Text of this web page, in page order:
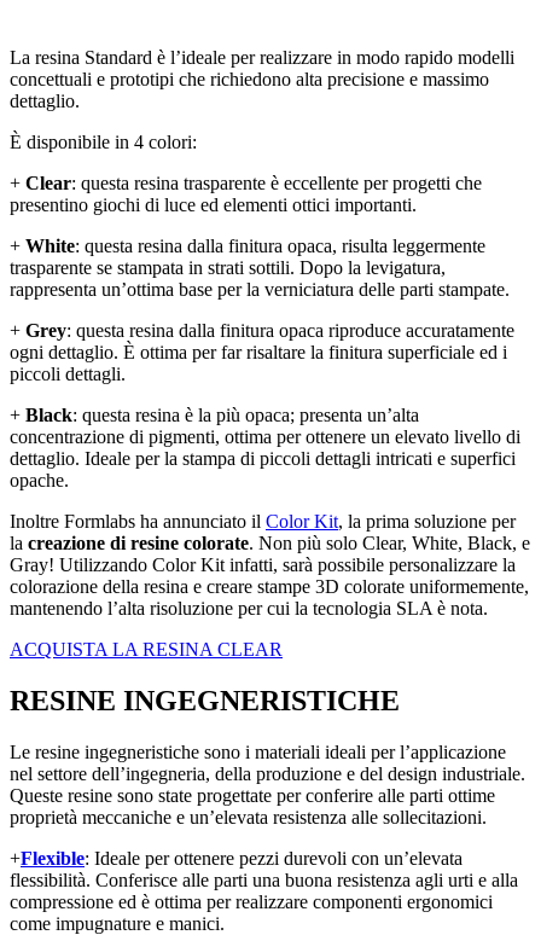
La resina Standard è l’ideale per realizzare in modo rapido modelli
concettuali e prototipi che richiedono alta precisione e massimo
dettaglio.
È disponibile in 4 colori:
+ Clear: questa resina trasparente è eccellente per progetti che
presentino giochi di luce ed elementi ottici importanti.
+ White: questa resina dalla finitura opaca, risulta leggermente
trasparente se stampata in strati sottili. Dopo la levigatura,
rappresenta un’ottima base per la verniciatura delle parti stampate.
+ Grey: questa resina dalla finitura opaca riproduce accuratamente
ogni dettaglio. È ottima per far risaltare la finitura superficiale ed i
piccoli dettagli.
+ Black: questa resina è la più opaca; presenta un’alta
concentrazione di pigmenti, ottima per ottenere un elevato livello di
dettaglio. Ideale per la stampa di piccoli dettagli intricati e superfici
opache.
Inoltre Formlabs ha annunciato il Color Kit, la prima soluzione per
la creazione di resine colorate. Non più solo Clear, White, Black, e
Gray! Utilizzando Color Kit infatti, sarà possibile personalizzare la
colorazione della resina e creare stampe 3D colorate uniformemente,
mantenendo l’alta risoluzione per cui la tecnologia SLA è nota.
ACQUISTA LA RESINA CLEAR
RESINE INGEGNERISTICHE
Le resine ingegneristiche sono i materiali ideali per l’applicazione
nel settore dell’ingegneria, della produzione e del design industriale.
Queste resine sono state progettate per conferire alle parti ottime
proprietà meccaniche e un’elevata resistenza alle sollecitazioni.
+Flexible: Ideale per ottenere pezzi durevoli con un’elevata
flessibilità. Conferisce alle parti una buona resistenza agli urti e alla
compressione ed è ottima per realizzare componenti ergonomici
come impugnature e manici.